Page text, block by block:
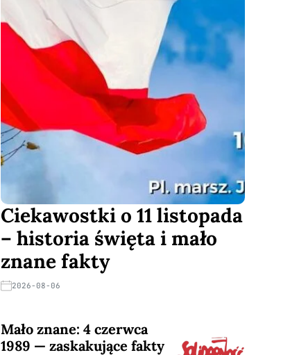
Ciekawostki o 11 listopada
– historia święta i mało
znane fakty
2026-08-06
Mało znane: 4 czerwca
1989 — zaskakujące fakty